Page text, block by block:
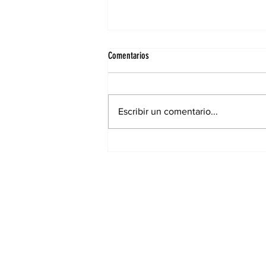
Comentarios
Escribir un comentario...